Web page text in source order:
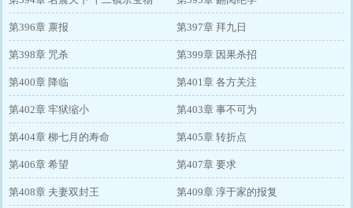
第396章 禀报 第397章 拜九日
第398章 咒杀 第399章 因果杀招
第400章 降临 第401章 各方关注
第402章 牢狱缩小 第403章 事不可为
第404章 柳七月的寿命 第405章 转折点
第406章 希望 第407章 要求
第408章 夫妻双封王 第409章 淳于家的报复